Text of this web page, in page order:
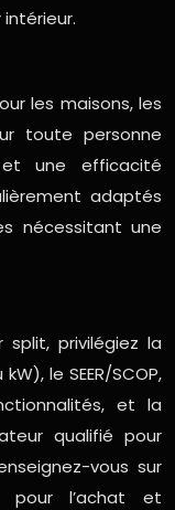
les maisons, les
toute personne
une efficacité
adaptés
nécessitant une
split, privilégiez la
le SEER/SCOP,
et la
qualifié pour
vous sur
pour l’achat et